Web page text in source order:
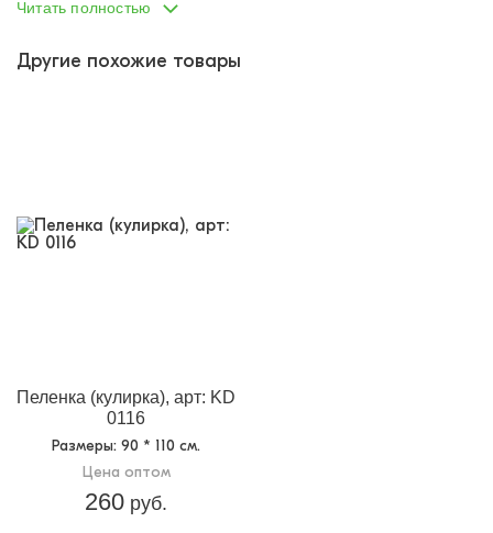
Возраст от:
0
Материал:
интерлок
Читать полностью
Другие похожие товары
Пеленка (кулирка), арт: KD
0116
Размеры: 90 * 110 см.
Цена оптом
260 руб.